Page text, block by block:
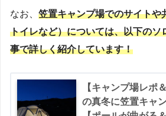
なお、 笠置キャンプ場でのサイトや
トイレなど）については、以下のソ
事で詳しく紹介しています！
【キャンプ場レポ
の真冬に笠置キャ